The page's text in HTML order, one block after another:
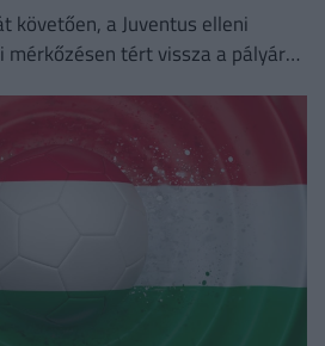
követően, a Juventus elleni
tért vissza a pályára